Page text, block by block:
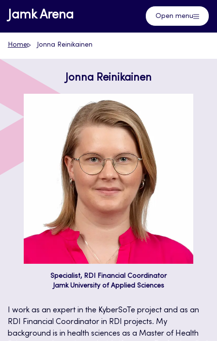
Skip
to
content
Jamk Arena Open menu
Home Jonna Reinikainen
Jonna Reinikainen
Specialist, RDI Financial Coordinator
Jamk University of Applied Sciences
I work as an expert in the KyberSoTe project and as an
RDI Financial Coordinator in RDI projects. My
background is in health sciences as a Master of Health